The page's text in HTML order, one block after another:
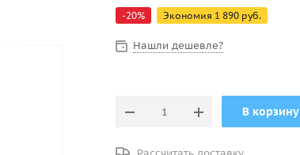
-20% Экономия 1 890 руб.
Нашли дешевле?
В корзину